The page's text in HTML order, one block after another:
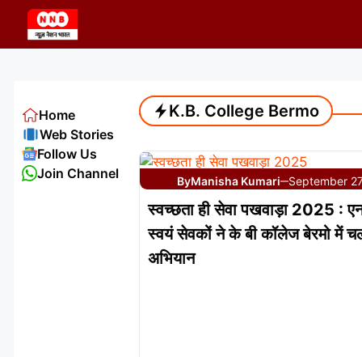
content
K.B. College Bermo
ByManisha Kumari—September
स्वच्छता ही सेवा पखवाड़ा 2025 :
स्वयं सेवकों ने के बी कॉलेज बेरमो में
अभियान
Home
Web Stories
Follow Us
Join Channel